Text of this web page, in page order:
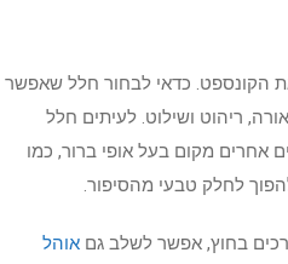
הקונספט. כדאי לבחור חלל שאפשר
ריהוט ושילוט. לעיתים חלל
אחרים מקום בעל אופי ברור, כמו
לחלק טבעי מהסיפור.
בחוץ, אפשר לשלב גם אוהל